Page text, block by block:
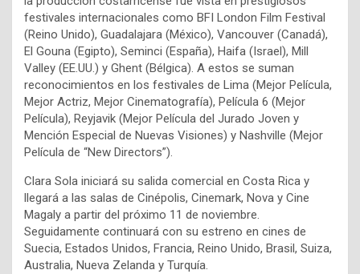
festivales internacionales como BFI London Film Festival
(Reino Unido), Guadalajara (México), Vancouver (Canadá),
El Gouna (Egipto), Seminci (España), Haifa (Israel), Mill
Valley (EE.UU.) y Ghent (Bélgica). A estos se suman
reconocimientos en los festivales de Lima (Mejor Película,
Mejor Actriz, Mejor Cinematografía), Película 6 (Mejor
Película), Reyjavik (Mejor Película del Jurado Joven y
Mención Especial de Nuevas Visiones) y Nashville (Mejor
Película de “New Directors”).
Clara Sola iniciará su salida comercial en Costa Rica y
llegará a las salas de Cinépolis, Cinemark, Nova y Cine
Magaly a partir del próximo 11 de noviembre.
Seguidamente continuará con su estreno en cines de
Suecia, Estados Unidos, Francia, Reino Unido, Brasil, Suiza,
Australia, Nueva Zelanda y Turquía.